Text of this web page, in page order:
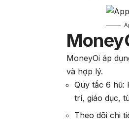
MoneyOi áp
và hợp lý.
Quy tắc 6 hũ:
trí, giáo dục,
Theo dõi chi